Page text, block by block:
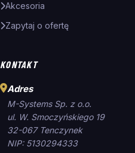
Akcesoria
Zapytaj o ofertę
KONTAKT
Adres
M-Systems Sp. z o.o.
ul. W. Smoczyńskiego 19
32-067 Tenczynek
NIP: 5130294333